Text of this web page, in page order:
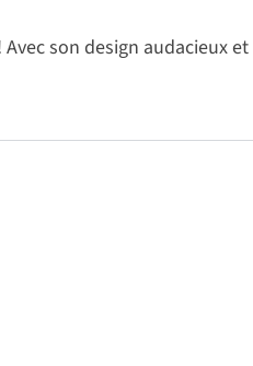
son design audacieux